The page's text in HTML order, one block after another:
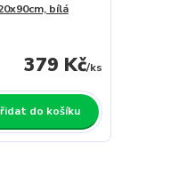
bílá
379 Kč/ks
do košíku